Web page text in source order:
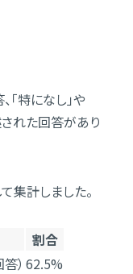
特になし」や
された回答があり
集計しました。
割合
） 62.5%